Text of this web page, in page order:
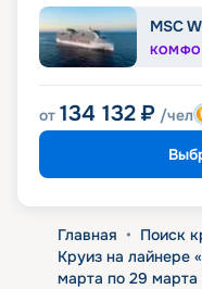
MSC
от 134 132 ₽ /чел
Главная • Поиск
Круиз на лайнере
марта по 29 марта